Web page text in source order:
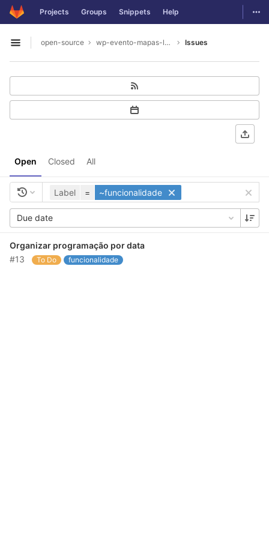
Skip to content
GitLab Projects Groups Snippets Help
Open sidebar
open-source wp-evento-mapas-legacy Issues
Open Closed All
Label = ~funcionalidade
Due date
Organizar programação por data
#13
To Do funcionalidade